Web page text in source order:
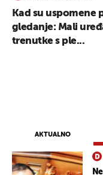
AKTUALNO
Kad su uspomene
gledanje: Mali
trenutke s ple...